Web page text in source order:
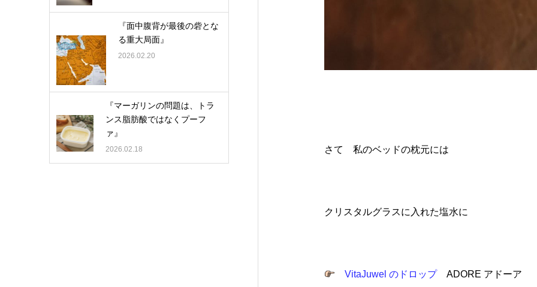
さて 私のベッドの枕元には
クリスタルグラスに入れた塩水に
VitaJuwel のドロップADORE アドーア
『面中腹背が最後の砦とな
る重大局面』
2026.02.20
『マーガリンの問題は、トラ
ンス脂肪酸ではなくプーフ
ァ』
2026.02.18